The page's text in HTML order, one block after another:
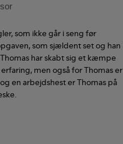
som ikke går i seng før
som sjældent set og han
har skabt sig et kæmpe
men også for Thomas er
en arbejdshest er Thomas på